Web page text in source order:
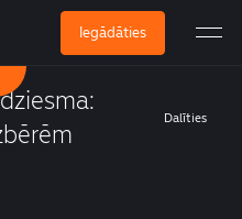
Iegādāties
Dalīties